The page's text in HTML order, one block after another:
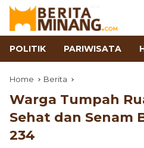
POLITIK PARIWISATA
Home Berita
Warga Tumpah
Sehat dan Senam
234